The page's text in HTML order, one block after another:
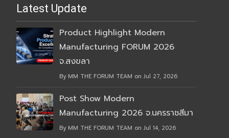
Latest Update
Product Highlight Modern
Manufacturing FORUM 2026
จ.สงขลา
By MM THE FORUM TEAM on Jul 27, 2026
Post Show Modern
Manufacturing 2026 จ.นครราชสีมา
By MM THE FORUM TEAM on Jul 14, 2026